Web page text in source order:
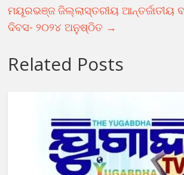
ମୟୂରଭଞ୍ଜ ଜିଲ୍ଲାସ୍ତରୀୟ ଆନ୍ତର୍ଜାତୀୟ
ଦିବସ- ୨୦୨୪ ଅନୁଷ୍ଠିତ →
Related Posts